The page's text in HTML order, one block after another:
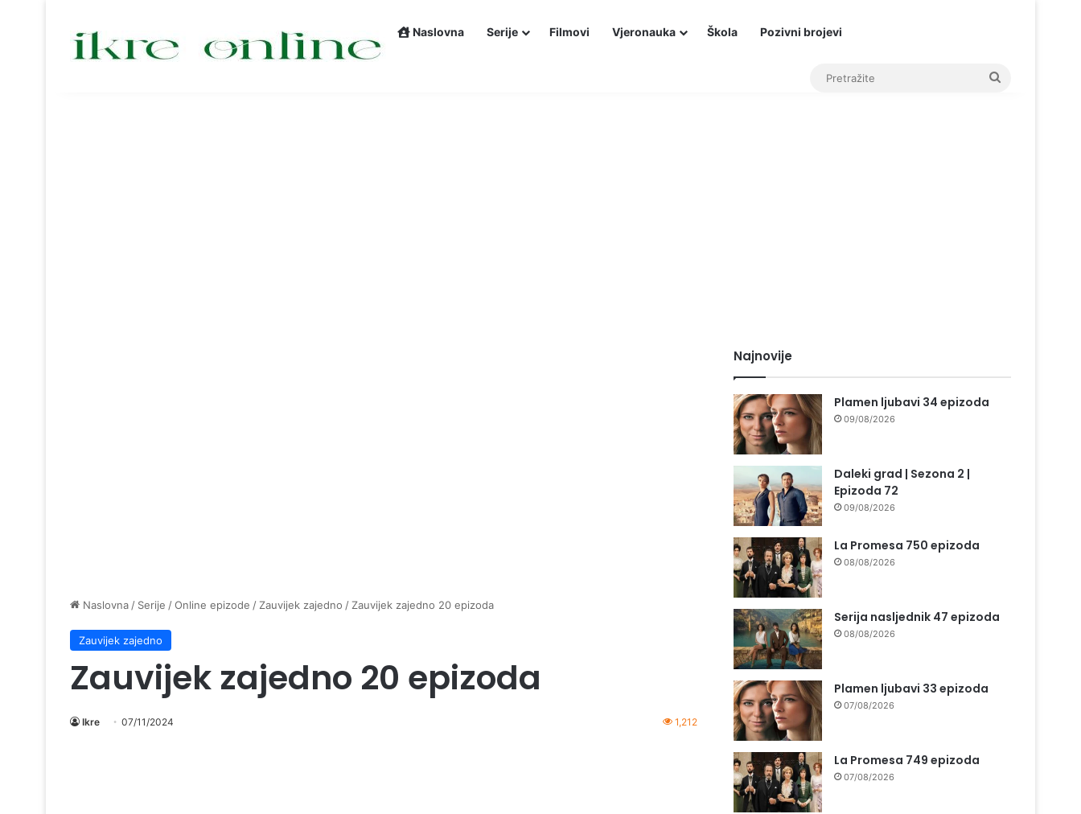
Naslovna Serije Filmovi Vjeronauka Škola Pozivni brojevi
Naslovna / Serije /Online epizode / Zauvijek zajedno / Zauvijek zajedno 20 epizoda
Zauvijek zajedno
Zauvijek zajedno 20 epizoda
Ikre 07/11/2024 1,212
Najnovije
Plamen ljubavi 34 epizoda
09/08/2026
Daleki grad | Sezona 2 |
Epizoda 72
09/08/2026
La Promesa 750 epizoda
08/08/2026
Serija nasljednik 47 epizoda
08/08/2026
Plamen ljubavi 33 epizoda
07/08/2026
La Promesa 749 epizoda
07/08/2026